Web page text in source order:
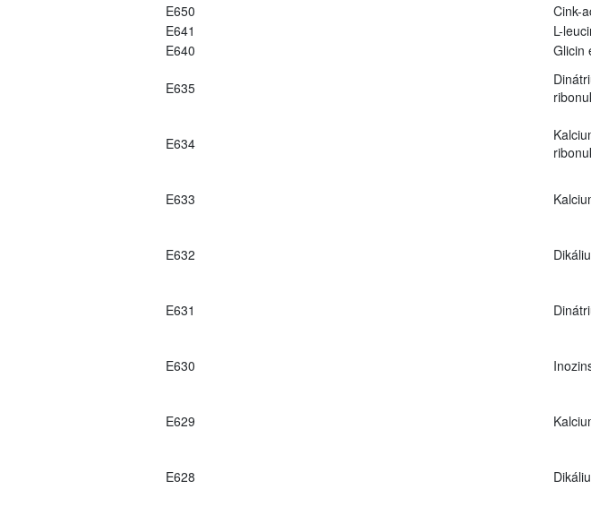
E650
Cink-
E641
L-
E640
Glicin
E635
E634
E633
E632
E631
E630
E629
E628